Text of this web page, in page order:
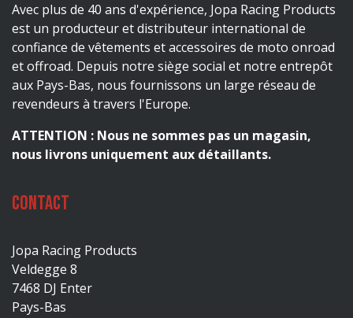
Avec plus de 40 ans d'expérience, Jopa Racing Products
est un producteur et distributeur international de
confiance de vêtements et accessoires de moto onroad
et offroad. Depuis notre siège social et notre entrepôt
aux Pays-Bas, nous fournissons un large réseau de
revendeurs à travers l'Europe.
ATTENTION : Nous ne sommes pas un magasin,
nous livrons uniquement aux détaillants.
Contact
Jopa Racing Products
Veldegge 8
7468 DJ Enter
Pays-Bas